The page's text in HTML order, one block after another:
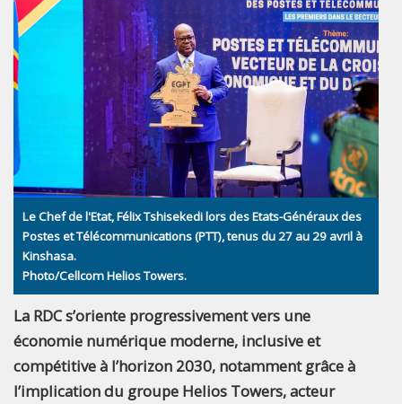
Le Chef de l'Etat, Félix Tshisekedi lors des Etats-Généraux des
Postes et Télécommunications (PTT), tenus du 27 au 29 avril à
Kinshasa.
Photo/Cellcom Helios Towers.
La RDC s’oriente progressivement vers une
économie numérique moderne, inclusive et
compétitive à l’horizon 2030, notamment grâce à
l’implication du groupe Helios Towers, acteur